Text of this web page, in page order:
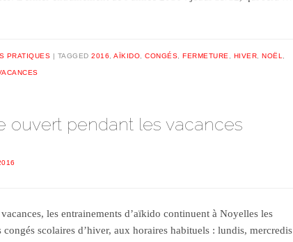
PRATIQUES TAGGED 2016 AÏKIDO CONGÉS FERMETURE HIVER NOËL
ouvert pendant les vacances
les entrainements d’aïkido continuent à Noyelles les
congés scolaires d’hiver, aux horaires habituels : lundis, mercredis